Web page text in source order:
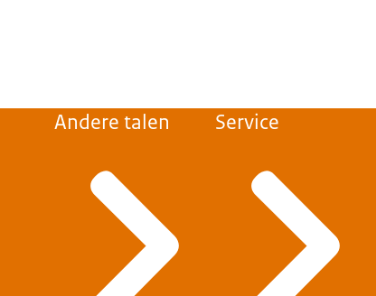
Andere talen Service